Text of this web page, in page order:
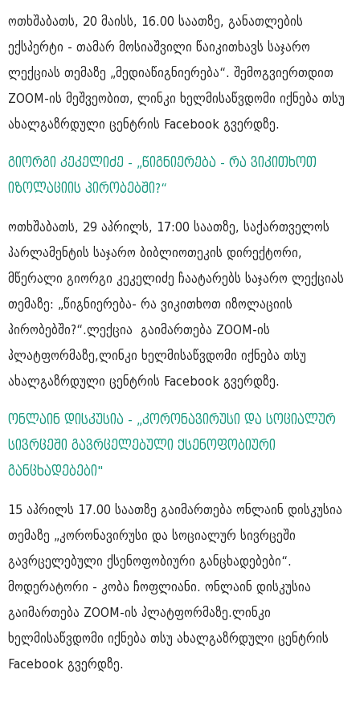
ოთხშაბათს, 20 მაისს, 16.00 საათზე, განათლების
ექსპერტი - თამარ მოსიაშვილი წაიკითხავს საჯარო
ლექციას თემაზე „მედიაწიგნიერება“. შემოგვიერთდით
ZOOM-ის მეშვეობით, ლინკი ხელმისაწვდომი იქნება თსუ
ახალგაზრდული ცენტრის Facebook გვერდზე.
გიორგი კეკელიძე - „წიგნიერება - რა ვიკითხოთ
იზოლაციის პირობებში?“
ოთხშაბათს, 29 აპრილს, 17:00 საათზე, საქართველოს
პარლამენტის საჯარო ბიბლიოთეკის დირექტორი,
მწერალი გიორგი კეკელიძე ჩაატარებს საჯარო ლექციას
თემაზე: „წიგნიერება- რა ვიკითხოთ იზოლაციის
პირობებში?“.ლექცია გაიმართება ZOOM-ის
პლატფორმაზე,ლინკი ხელმისაწვდომი იქნება თსუ
ახალგაზრდული ცენტრის Facebook გვერდზე.
ონლაინ დისკუსია - „კორონავირუსი და სოციალურ
სივრცეში გავრცელებული ქსენოფობიური
განცხადებები"
15 აპრილს 17.00 საათზე გაიმართება ონლაინ დისკუსია
თემაზე „კორონავირუსი და სოციალურ სივრცეში
გავრცელებული ქსენოფობიური განცხადებები“.
მოდერატორი - კობა ჩოფლიანი. ონლაინ დისკუსია
გაიმართება ZOOM-ის პლატფორმაზე.ლინკი
ხელმისაწვდომი იქნება თსუ ახალგაზრდული ცენტრის
Facebook გვერდზე.